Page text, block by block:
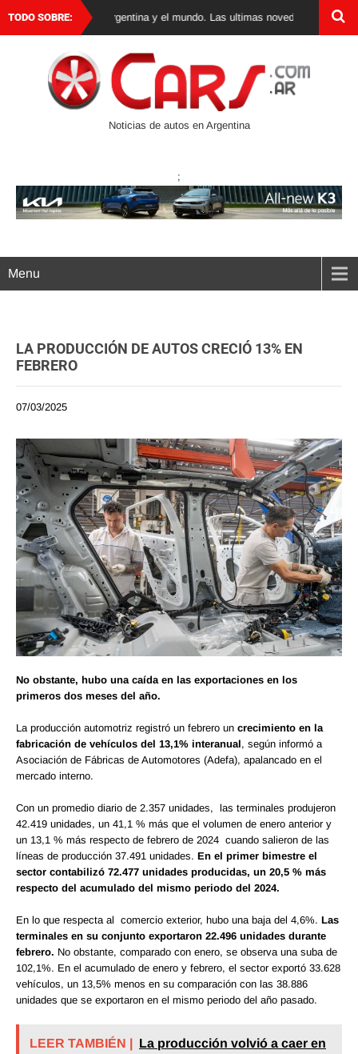
TODO SOBRE:
autos 0 km en Argentina y el mundo. Las ultimas novedades,
Noticias de autos en Argentina
;
Menu
LA PRODUCCIÓN DE AUTOS CRECIÓ 13% EN
FEBRERO
07/03/2025
No obstante, hubo una caída en las exportaciones en los
primeros dos meses del año.
La producción automotriz registró un febrero un crecimiento en la
fabricación de vehículos del 13,1% interanual, según informó a
Asociación de Fábricas de Automotores (Adefa), apalancado en el
mercado interno.
Con un promedio diario de 2.357 unidades, las terminales produjeron
42.419 unidades, un 41,1 % más que el volumen de enero anterior y
un 13,1 % más respecto de febrero de 2024 cuando salieron de las
líneas de producción 37.491 unidades. En el primer bimestre el
sector contabilizó 72.477 unidades producidas, un 20,5 % más
respecto del acumulado del mismo periodo del 2024.
En lo que respecta al comercio exterior, hubo una baja del 4,6%. Las
terminales en su conjunto exportaron 22.496 unidades durante
febrero. No obstante, comparado con enero, se observa una suba de
102,1%. En el acumulado de enero y febrero, el sector exportó 33.628
vehículos, un 13,5% menos en su comparación con las 38.886
unidades que se exportaron en el mismo periodo del año pasado.
LEER TAMBIÉN | La producción volvió a caer en